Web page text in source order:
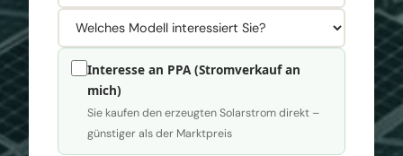
Interesse an PPA (Stromverkauf an
mich)
Sie kaufen den erzeugten Solarstrom direkt –
günstiger als der Marktpreis